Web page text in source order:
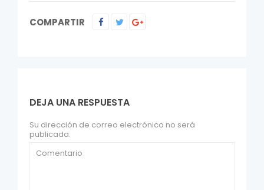
COMPARTIR
DEJA UNA RESPUESTA
Su dirección de correo electrónico no será
publicada.